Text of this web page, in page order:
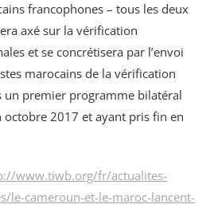
francophones – tous les deux
axé sur la vérification
et se concrétisera par l’envoi
marocains de la vérification
un premier programme bilatéral
octobre 2017 et ayant pris fin en
www.tiwb.org/fr/actualites-
le-cameroun-et-le-maroc-lancent-